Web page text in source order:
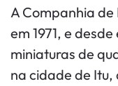
A Companhia
em 1971, e
miniaturas de
na cidade de Itu,